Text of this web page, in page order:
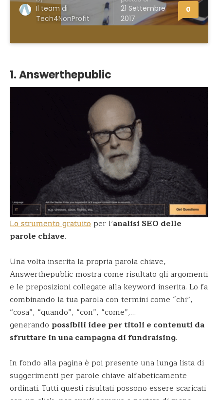
Il team di
Tech4NonProfit
21 Settembre
2017
0
1. Answerthepublic
Lo strumento gratuitoper l’analisi SEO delle
parole chiave.
Una volta inserita la propria parola chiave,
Answerthepublic mostra come risultato gli argomenti
e le preposizioni collegate alla keyword inserita. Lo fa
combinando la tua parola con termini come “chi”,
“cosa”, “quando”, “con”, “come”,…
generando possibili idee per titoli e contenuti da
sfruttare in una campagna di fundraising.
In fondo alla pagina è poi presente una lunga lista di
suggerimenti per parole chiave alfabeticamente
ordinati. Tutti questi risultati possono essere scaricati